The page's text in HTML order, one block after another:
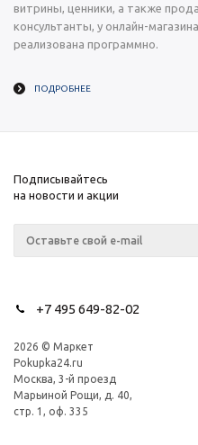
витрины, ценники, а также
консультанты, у онлайн-
реализована программно.
ПОДРОБНЕЕ
Подписывайтесь
на новости и акции
+7 495 649-82-02
2026 © Маркет
Pokupka24.ru
Москва, 3-й проезд
Марьиной Рощи, д. 40,
стр. 1, оф. 335